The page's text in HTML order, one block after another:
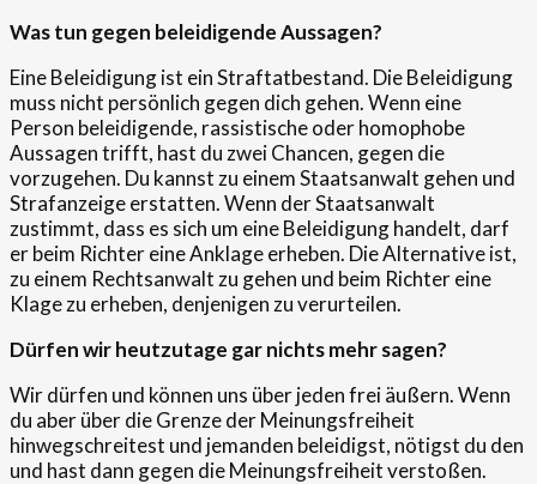
Was tun gegen beleidigende Aussagen?
Eine Beleidigung ist ein Straftatbestand. Die Beleidigung
muss nicht persönlich gegen dich gehen. Wenn eine
Person beleidigende, rassistische oder homophobe
Aussagen trifft, hast du zwei Chancen, gegen die
vorzugehen. Du kannst zu einem Staatsanwalt gehen und
Strafanzeige erstatten. Wenn der Staatsanwalt
zustimmt, dass es sich um eine Beleidigung handelt, darf
er beim Richter eine Anklage erheben. Die Alternative ist,
zu einem Rechtsanwalt zu gehen und beim Richter eine
Klage zu erheben, denjenigen zu verurteilen.
Dürfen wir heutzutage gar nichts mehr sagen?
Wir dürfen und können uns über jeden frei äußern. Wenn
du aber über die Grenze der Meinungsfreiheit
hinwegschreitest und jemanden beleidigst, nötigst du den
und hast dann gegen die Meinungsfreiheit verstoßen.